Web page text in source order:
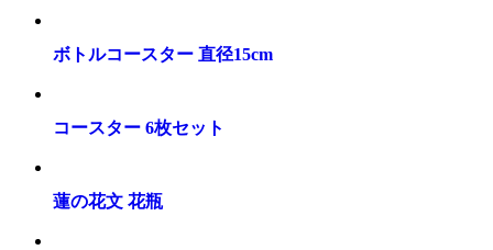
ボトルコースター 直径15cm
コースター 6枚セット
蓮の花文 花瓶